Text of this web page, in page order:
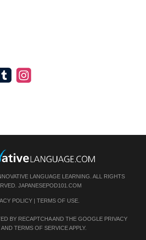
LANGUAGE LEARNING. ALL RIGHTS
JAPANESEPOD101.COM
POLICY| TERMS OF USE.
BY RECAPTCHA AND THE GOOGLE PRIVACY
AND TERMS OF SERVICEAPPLY.